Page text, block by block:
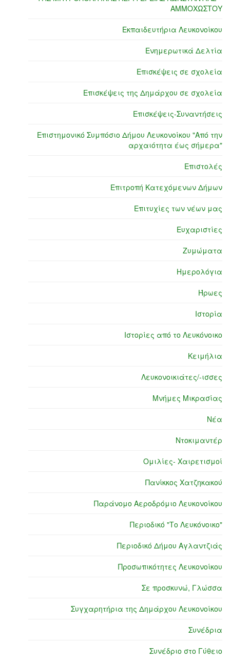
ΑΜΜΟΧΩΣΤΟΥ
Εκπαιδευτήρια Λευκονοίκου
Ενημερωτικά Δελτία
Επισκέψεις σε σχολεία
Επισκέψεις της Δημάρχου σε σχολεία
Επισκέψεις-Συναντήσεις
Επιστημονικό Συμπόσιο Δήμου Λευκονοίκου "Από την
αρχαιότητα έως σήμερα"
Επιστολές
Επιτροπή Κατεχόμενων Δήμων
Επιτυχίες των νέων μας
Ευχαριστίες
Ζυμώματα
Ημερολόγια
Ήρωες
Ιστορία
Ιστορίες από το Λευκόνοικο
Κειμήλια
Λευκονοικιάτες/-ισσες
Μνήμες Μικρασίας
Νέα
Ντοκιμαντέρ
Ομιλίες- Χαιρετισμοί
Πανίκκος Χατζηκακού
Παράνομο Αεροδρόμιο Λευκονοίκου
Περιοδικό "Το Λευκόνοικο"
Περιοδικό Δήμου Αγλαντζιάς
Προσωπικότητες Λευκονοίκου
Σε προσκυνώ, Γλώσσα
Συγχαρητήρια της Δημάρχου Λευκονοίκου
Συνέδρια
Συνέδριο στο Γύθειο